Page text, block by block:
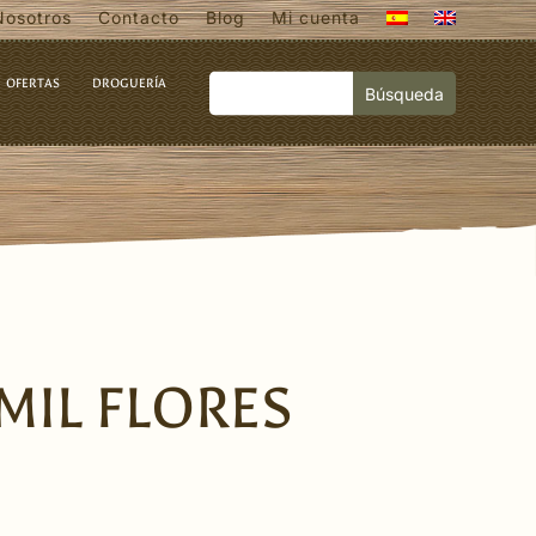
Contacto Blog Mi cuenta
OFERTAS DROGUERÍA
FLORES